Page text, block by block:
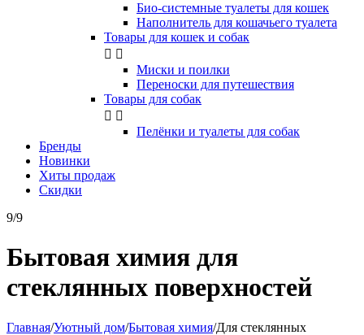
Био-системные туалеты для кошек
Наполнитель для кошачьего туалета
Товары для кошек и собак
 
Миски и поилки
Переноски для путешествия
Товары для собак
 
Пелёнки и туалеты для собак
Бренды
Новинки
Хиты продаж
Скидки
9/9
Бытовая химия для
стеклянных поверхностей
Главная/Уютный дом/Бытовая химия/Для стеклянных